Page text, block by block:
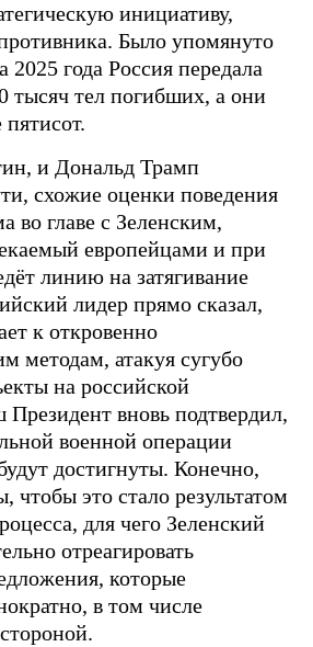
инициативу,
Было упомянуто
2025 года Россия передала
тысяч тел погибших, а они
и Дональд Трамп
схожие оценки поведения
во главе с Зеленским,
европейцами и при
линию на затягивание
лидер прямо сказал,
к откровенно
методам, атакуя сугубо
на российской
вновь подтвердил,
военной операции
достигнуты. Конечно,
чтобы это стало результатом
для чего Зеленский
отреагировать
которые
в том числе